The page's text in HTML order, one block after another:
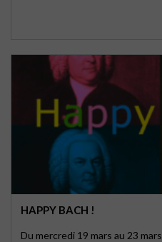
HAPPY BACH !
Du mercredi 19 mars au 23